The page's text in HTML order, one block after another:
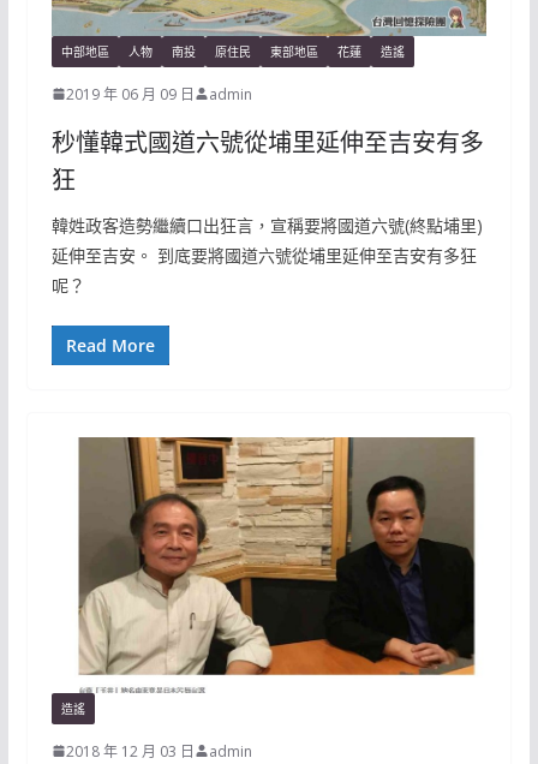
中部地區 人物 南投 原住民 東部地區 花蓮 造謠
2019 年 06 月 09 日 admin
秒懂韓式國道六號從埔里延伸至吉安有多
狂
韓姓政客造勢繼續口出狂言，宣稱要將國道六號(終點埔里)
延伸至吉安。 到底要將國道六號從埔里延伸至吉安有多狂
呢？
Read More
造謠
2018 年 12 月 03 日 admin